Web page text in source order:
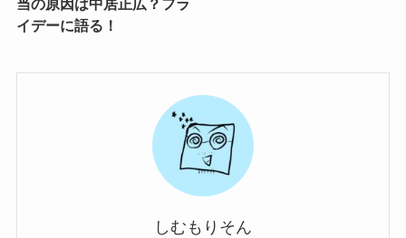
当の原因は中居正広？フラ
イデーに語る！
しむもりそん